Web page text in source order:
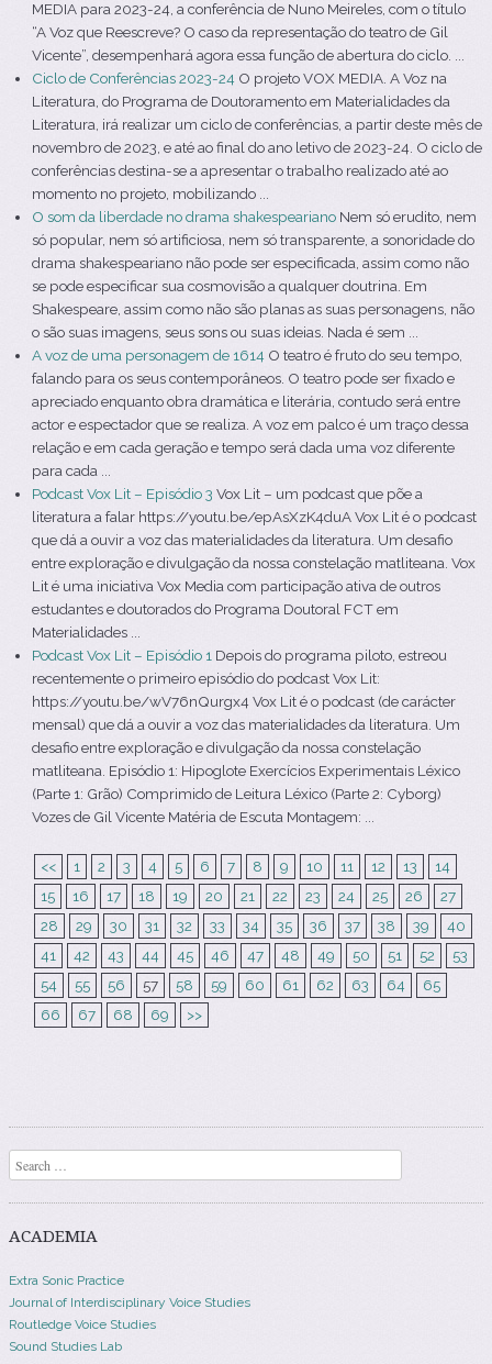
MEDIA para 2023-24, a conferência de Nuno Meireles, com o título
“A Voz que Reescreve? O caso da representação do teatro de Gil
Vicente”, desempenhará agora essa função de abertura do ciclo. ...
Ciclo de Conferências 2023-24 O projeto VOX MEDIA. A Voz na
Literatura, do Programa de Doutoramento em Materialidades da
Literatura, irá realizar um ciclo de conferências, a partir deste mês de
novembro de 2023, e até ao final do ano letivo de 2023-24. O ciclo de
conferências destina-se a apresentar o trabalho realizado até ao
momento no projeto, mobilizando ...
O som da liberdade no drama shakespeariano Nem só erudito, nem
só popular, nem só artificiosa, nem só transparente, a sonoridade do
drama shakespeariano não pode ser especificada, assim como não
se pode especificar sua cosmovisão a qualquer doutrina. Em
Shakespeare, assim como não são planas as suas personagens, não
o são suas imagens, seus sons ou suas ideias. Nada é sem ...
A voz de uma personagem de 1614 O teatro é fruto do seu tempo,
falando para os seus contemporâneos. O teatro pode ser fixado e
apreciado enquanto obra dramática e literária, contudo será entre
actor e espectador que se realiza. A voz em palco é um traço dessa
relação e em cada geração e tempo será dada uma voz diferente
para cada ...
Podcast Vox Lit – Episódio 3 Vox Lit – um podcast que põe a
literatura a falar https://youtu.be/epAsXzK4duA Vox Lit é o podcast
que dá a ouvir a voz das materialidades da literatura. Um desafio
entre exploração e divulgação da nossa constelação matliteana. Vox
Lit é uma iniciativa Vox Media com participação ativa de outros
estudantes e doutorados do Programa Doutoral FCT em
Materialidades ...
Podcast Vox Lit – Episódio 1 Depois do programa piloto, estreou
recentemente o primeiro episódio do podcast Vox Lit:
https://youtu.be/wV76nQurgx4 Vox Lit é o podcast (de carácter
mensal) que dá a ouvir a voz das materialidades da literatura. Um
desafio entre exploração e divulgação da nossa constelação
matliteana. Episódio 1: Hipoglote Exercícios Experimentais Léxico
(Parte 1: Grão) Comprimido de Leitura Léxico (Parte 2: Cyborg)
Vozes de Gil Vicente Matéria de Escuta Montagem: ...
<< 1 2 3 4 5 6 7 8 9 10 11 12 13
14
15
16 17 18 19 20 21 22 23 24 25 26
27
28
29 30 31 32 33 34 35 36 37 38 39
40
41
42 43 44 45 46 47 48 49 50 51 52
53
54
55 56 57 58 59 60 61 62 63 64
65
66
67 68 69 >>
Search
ACADEMIA
Extra Sonic Practice
Journal of Interdisciplinary Voice Studies
Routledge Voice Studies
Sound Studies Lab